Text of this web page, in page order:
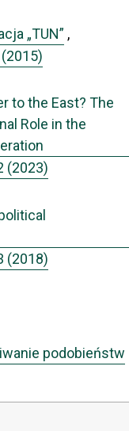
„TUN” ,
to the East? The
Role in the
(2023)
(2018)
podobieństw